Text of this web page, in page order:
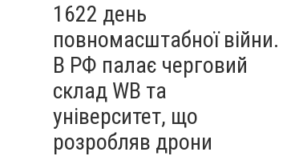
1622 день
повномасштабної війни.
В РФ палає черговий
склад WB та
університет, що
розробляв дрони